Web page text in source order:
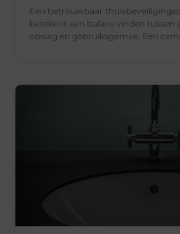
Een betrouwbaar
betekent een balans vinden tussen
opslag en gebruiksgemak. Een